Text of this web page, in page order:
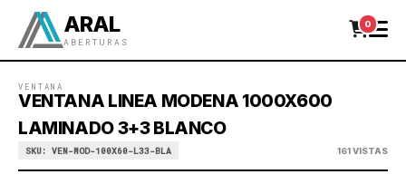
ARAL
ABERTURAS
0
VENTANA
VENTANA LINEA MODENA 1000X600
LAMINADO 3+3 BLANCO
SKU: VEN-MOD-100X60-L33-BLA 161 VISTAS